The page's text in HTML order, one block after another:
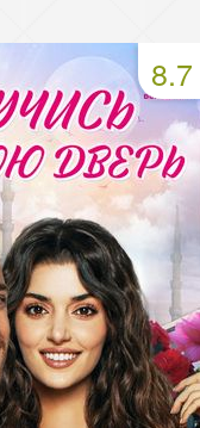
51 серия
55 серия
59 серия
63 серия
67 серия
71 серия
75 серия
8.7